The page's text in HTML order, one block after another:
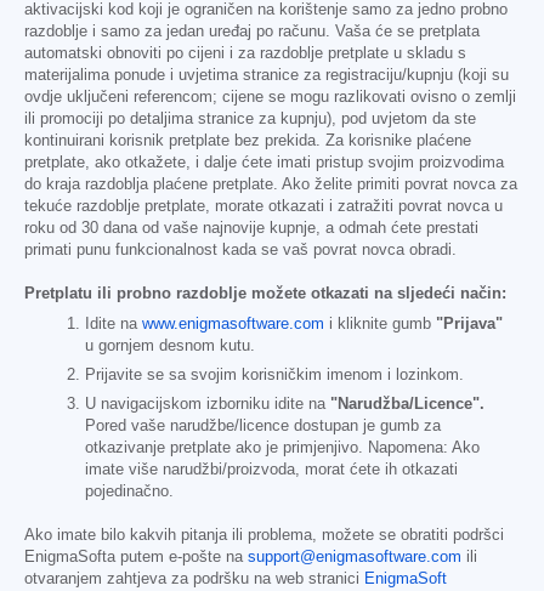
aktivacijski kod koji je ograničen na korištenje samo za jedno probno
razdoblje i samo za jedan uređaj po računu. Vaša će se pretplata
automatski obnoviti po cijeni i za razdoblje pretplate u skladu s
materijalima ponude i uvjetima stranice za registraciju/kupnju (koji su
ovdje uključeni referencom; cijene se mogu razlikovati ovisno o zemlji
ili promociji po detaljima stranice za kupnju), pod uvjetom da ste
kontinuirani korisnik pretplate bez prekida. Za korisnike plaćene
pretplate, ako otkažete, i dalje ćete imati pristup svojim proizvodima
do kraja razdoblja plaćene pretplate. Ako želite primiti povrat novca za
tekuće razdoblje pretplate, morate otkazati i zatražiti povrat novca u
roku od 30 dana od vaše najnovije kupnje, a odmah ćete prestati
primati punu funkcionalnost kada se vaš povrat novca obradi.
Pretplatu ili probno razdoblje možete otkazati na sljedeći način:
Idite na www.enigmasoftware.com i kliknite gumb "Prijava"
u gornjem desnom kutu.
Prijavite se sa svojim korisničkim imenom i lozinkom.
U navigacijskom izborniku idite na "Narudžba/Licence".
Pored vaše narudžbe/licence dostupan je gumb za
otkazivanje pretplate ako je primjenjivo. Napomena: Ako
imate više narudžbi/proizvoda, morat ćete ih otkazati
pojedinačno.
Ako imate bilo kakvih pitanja ili problema, možete se obratiti podršci
EnigmaSofta putem e-pošte na support@enigmasoftware.com ili
otvaranjem zahtjeva za podršku na web stranici EnigmaSoft